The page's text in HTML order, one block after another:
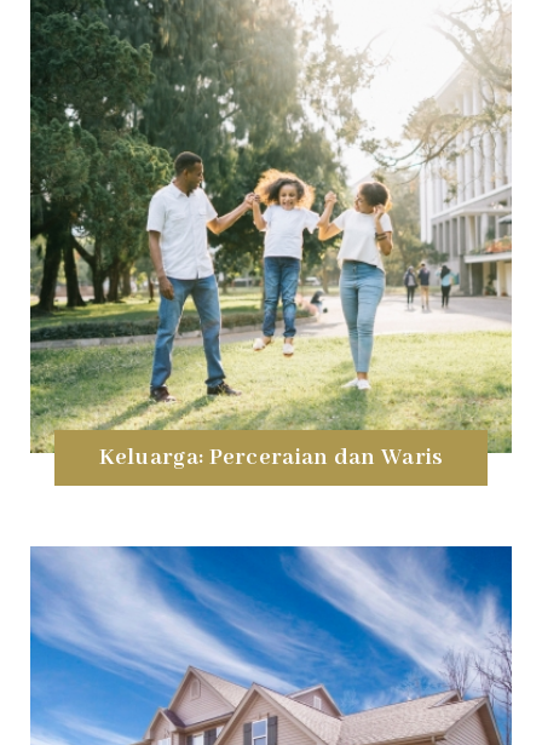
Keluarga: Perceraian dan Waris